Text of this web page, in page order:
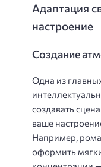
Адаптация
настроение
Создание
Одна из
создавать
ваше
Например,
оформить